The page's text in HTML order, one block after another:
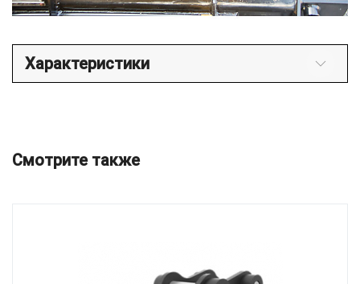
Характеристики
Смотрите также